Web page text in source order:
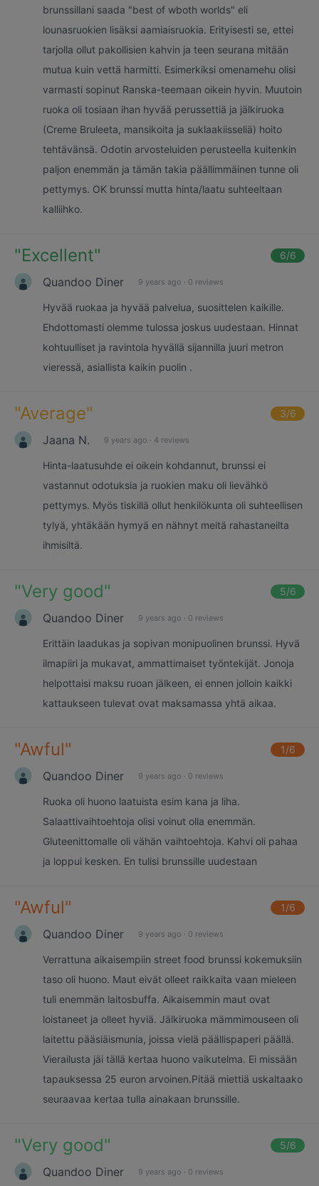
brunssillani saada "best of wboth worlds" eli
lounasruokien lisäksi aamiaisruokia. Erityisesti se, ettei
tarjolla ollut pakollisien kahvin ja teen seurana mitään
mutua kuin vettä harmitti. Esimerkiksi omenamehu olisi
varmasti sopinut Ranska-teemaan oikein hyvin. Muutoin
ruoka oli tosiaan ihan hyvää perussettiä ja jälkiruoka
(Creme Bruleeta, mansikoita ja suklaakiisseliä) hoito
tehtävänsä. Odotin arvosteluiden perusteella kuitenkin
paljon enemmän ja tämän takia päällimmäinen tunne oli
pettymys. OK brunssi mutta hinta/laatu suhteeltaan
kalliihko.
"Excellent" 6/6
Quandoo Diner 9 years ago · 0 reviews
Hyvää ruokaa ja hyvää palvelua, suosittelen kaikille.
Ehdottomasti olemme tulossa joskus uudestaan. Hinnat
kohtuulliset ja ravintola hyvällä sijannilla juuri metron
vieressä, asiallista kaikin puolin .
"Average" 3/6
Jaana N. 9 years ago · 4 reviews
Hinta-laatusuhde ei oikein kohdannut, brunssi ei
vastannut odotuksia ja ruokien maku oli lievähkö
pettymys. Myös tiskillä ollut henkilökunta oli suhteellisen
tylyä, yhtäkään hymyä en nähnyt meitä rahastaneilta
ihmisiltä.
"Very good" 5/6
Quandoo Diner 9 years ago · 0 reviews
Erittäin laadukas ja sopivan monipuolinen brunssi. Hyvä
ilmapiiri ja mukavat, ammattimaiset työntekijät. Jonoja
helpottaisi maksu ruoan jälkeen, ei ennen jolloin kaikki
kattaukseen tulevat ovat maksamassa yhtä aikaa.
"Awful" 1/6
Quandoo Diner 9 years ago · 0 reviews
Ruoka oli huono laatuista esim kana ja liha.
Salaattivaihtoehtoja olisi voinut olla enemmän.
Gluteenittomalle oli vähän vaihtoehtoja. Kahvi oli pahaa
ja loppui kesken. En tulisi brunssille uudestaan
"Awful" 1/6
Quandoo Diner 9 years ago · 0 reviews
Verrattuna aikaisempiin street food brunssi kokemuksiin
taso oli huono. Maut eivät olleet raikkaita vaan mieleen
tuli enemmän laitosbuffa. Aikaisemmin maut ovat
loistaneet ja olleet hyviä. Jälkiruoka mämmimouseen oli
laitettu pääsiäismunia, joissa vielä päällispaperi päällä.
Vierailusta jäi tällä kertaa huono vaikutelma. Ei missään
tapauksessa 25 euron arvoinen.Pitää miettiä uskaltaako
seuraavaa kertaa tulla ainakaan brunssille.
"Very good" 5/6
Quandoo Diner 9 years ago · 0 reviews